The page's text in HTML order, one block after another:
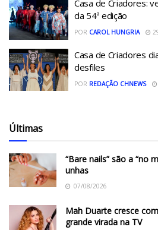
Casa de Criadores:
da 54ª edição
POR CAROL HUNGRIA
Casa de Criadores
desfiles
POR REDAÇÃO CHNEWS
Últimas
“Bare nails” são a “no
unhas
07/08/2026
Mah Duarte cresce
grande virada na TV